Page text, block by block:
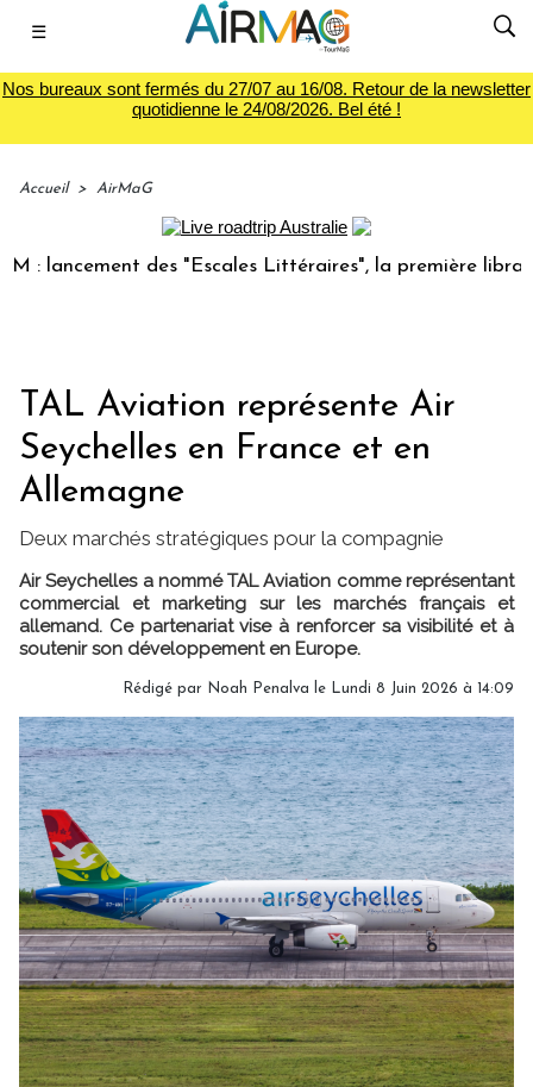
☰
Nos bureaux sont fermés du 27/07 au 16/08. Retour de la newsletter
quotidienne le 24/08/2026. Bel été !
Accueil > AirMaG
des "Escales Littéraires", la première librairie du
TAL Aviation représente Air
Seychelles en France et en
Allemagne
Deux marchés stratégiques pour la compagnie
Air Seychelles a nommé TAL Aviation comme représentant
commercial et marketing sur les marchés français et
allemand. Ce partenariat vise à renforcer sa visibilité et à
soutenir son développement en Europe.
Rédigé par Noah Penalva le Lundi 8 Juin 2026 à 14:09